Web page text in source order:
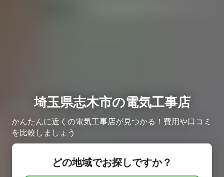
埼玉県志木市の電気工事店
かんたんに近くの電気工事店が見つかる！費用や口コミ
を比較しましょう
どの地域でお探しですか？